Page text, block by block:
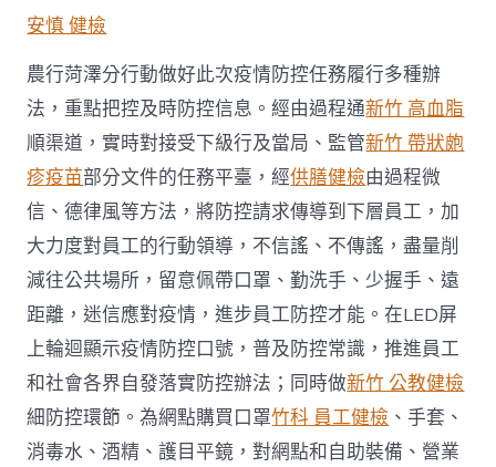
安慎 健檢
農行菏澤分行動做好此次疫情防控任務履行多種辦
法，重點把控及時防控信息。經由過程通新竹 高血脂
順渠道，實時對接受下級行及當局、監管新竹 帶狀皰
疹疫苗部分文件的任務平臺，經供膳健檢由過程微
信、德律風等方法，將防控請求傳導到下層員工，加
大力度對員工的行動領導，不信謠、不傳謠，盡量削
減往公共場所，留意佩帶口罩、勤洗手、少握手、遠
距離，迷信應對疫情，進步員工防控才能。在LED屏
上輪迴顯示疫情防控口號，普及防控常識，推進員工
和社會各界自發落實防控辦法；同時做新竹 公教健檢
細防控環節。為網點購買口罩竹科 員工健檢 、手套、
消毒水、酒精、護目平鏡，對網點和自助裝備、營業